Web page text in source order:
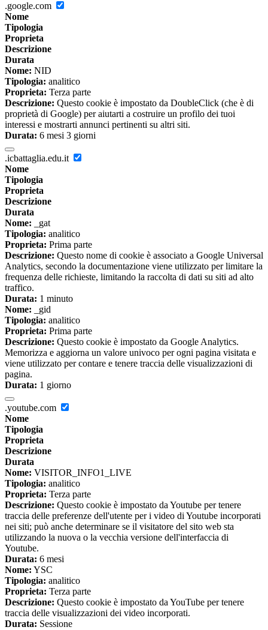
.google.com
Nome
Tipologia
Proprieta
Descrizione
Durata
Nome: NID
Tipologia: analitico
Proprieta: Terza parte
Descrizione: Questo cookie è impostato da DoubleClick (che è di
proprietà di Google) per aiutarti a costruire un profilo dei tuoi
interessi e mostrarti annunci pertinenti su altri siti.
Durata: 6 mesi 3 giorni
.icbattaglia.edu.it
Nome
Tipologia
Proprieta
Descrizione
Durata
Nome: _gat
Tipologia: analitico
Proprieta: Prima parte
Descrizione: Questo nome di cookie è associato a Google Universal
Analytics, secondo la documentazione viene utilizzato per limitare la
frequenza delle richieste, limitando la raccolta di dati su siti ad alto
traffico.
Durata: 1 minuto
Nome: _gid
Tipologia: analitico
Proprieta: Prima parte
Descrizione: Questo cookie è impostato da Google Analytics.
Memorizza e aggiorna un valore univoco per ogni pagina visitata e
viene utilizzato per contare e tenere traccia delle visualizzazioni di
pagina.
Durata: 1 giorno
.youtube.com
Nome
Tipologia
Proprieta
Descrizione
Durata
Nome: VISITOR_INFO1_LIVE
Tipologia: analitico
Proprieta: Terza parte
Descrizione: Questo cookie è impostato da Youtube per tenere
traccia delle preferenze dell'utente per i video di Youtube incorporati
nei siti; può anche determinare se il visitatore del sito web sta
utilizzando la nuova o la vecchia versione dell'interfaccia di
Youtube.
Durata: 6 mesi
Nome: YSC
Tipologia: analitico
Proprieta: Terza parte
Descrizione: Questo cookie è impostato da YouTube per tenere
traccia delle visualizzazioni dei video incorporati.
Durata: Sessione